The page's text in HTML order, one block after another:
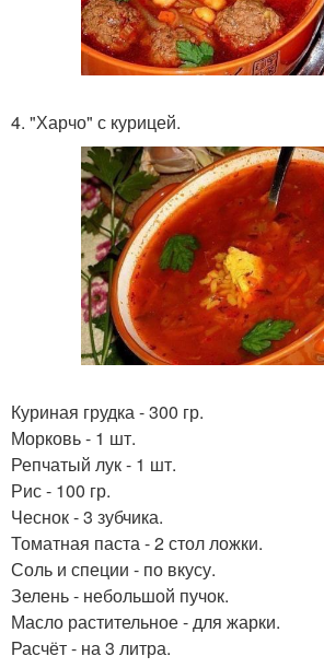
4. "Харчо" с курицей.
Куриная грудка - 300 гр.
Морковь - 1 шт.
Репчатый лук - 1 шт.
Рис - 100 гр.
Чеснок - 3 зубчика.
Томатная паста - 2 стол ложки.
Соль и специи - по вкусу.
Зелень - небольшой пучок.
Масло растительное - для жарки.
Расчёт - на 3 литра.